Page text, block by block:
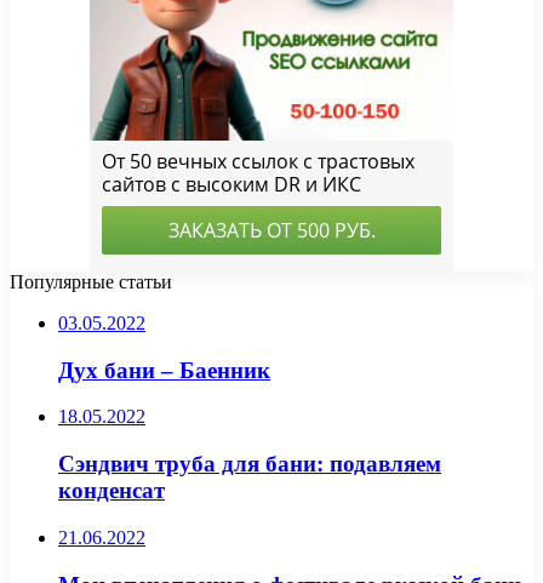
Популярные статьи
03.05.2022
Дух бани – Баенник
18.05.2022
Сэндвич труба для бани: подавляем
конденсат
21.06.2022